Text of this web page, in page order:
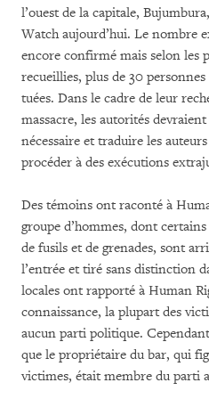
l’ouest de la capitale,
Watch aujourd’hui. Le nombre
encore confirmé mais selon les
recueillies, plus de 30
tuées. Dans le cadre de leur
massacre, les autorités
nécessaire et traduire les
procéder à des exécutions
Des témoins ont raconté à
groupe d’hommes, dont
de fusils et de grenades, sont
l’entrée et tiré sans distinction
locales ont rapporté à Human
connaissance, la plupart des
aucun parti politique.
que le propriétaire du bar, qui
victimes, était membre du parti